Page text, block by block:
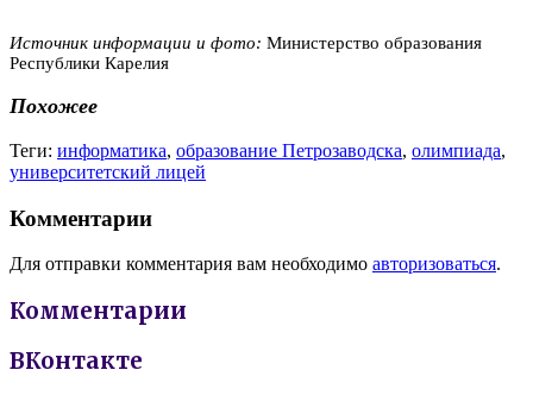
Источник информации и фото: Министерство образования
Республики Карелия
Похожее
Теги: информатика, образование Петрозаводска, олимпиада,
университетский лицей
Комментарии
Для отправки комментария вам необходимо авторизоваться.
Комментарии
ВКонтакте